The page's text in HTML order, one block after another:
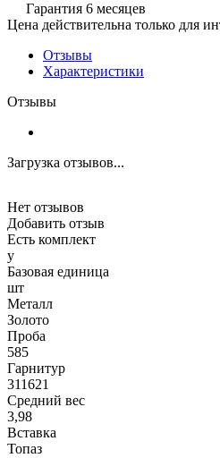
Гарантия 6 месяцев
Цена действительна только для
Отзывы
Характеристики
Отзывы
Загрузка отзывов...
Нет отзывов
Добавить отзыв
Есть комплект
y
Базовая единица
шт
Металл
Золото
Проба
585
Гарнитур
311621
Средний вес
3,98
Вставка
Топаз